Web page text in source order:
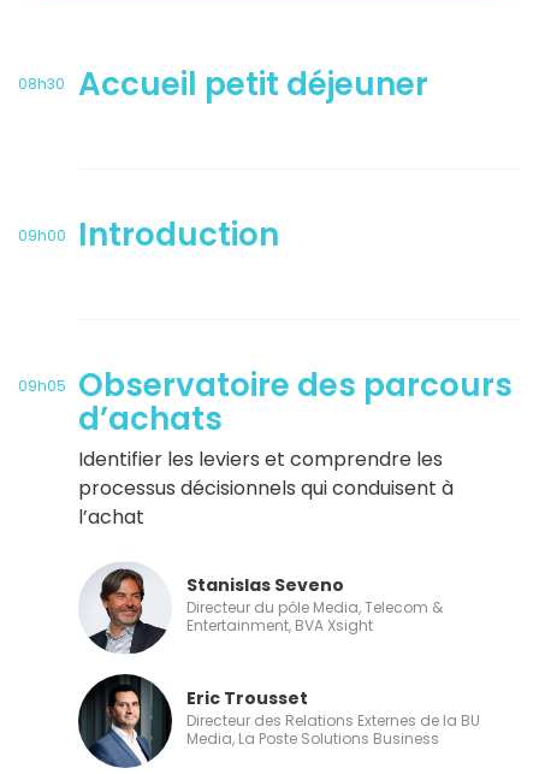
08h30 Accueil petit déjeuner
09h00 Introduction
09h05 Observatoire des parcours
d’achats
Identifier les leviers et comprendre les
processus décisionnels qui conduisent à
l’achat
Stanislas Seveno
Directeur du pôle Media, Telecom &
Entertainment, BVA Xsight
Eric Trousset
Directeur des Relations Externes de la BU
Media, La Poste Solutions Business